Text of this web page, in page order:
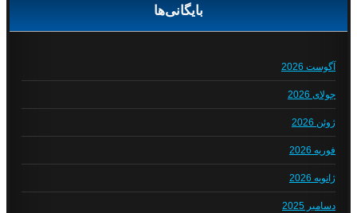
بایگانی‌ها
آگوست 2026
جولای 2026
ژوئن 2026
فوریه 2026
ژانویه 2026
دسامبر 2025